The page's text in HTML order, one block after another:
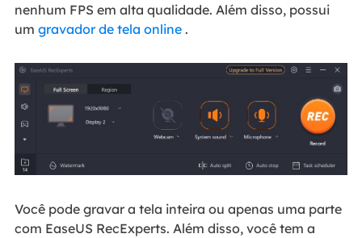
nenhum FPS em alta qualidade. Além disso, possui
um gravador de tela online.
Você pode gravar a tela inteira ou apenas uma parte
com EaseUS RecExperts. Além disso, você tem a